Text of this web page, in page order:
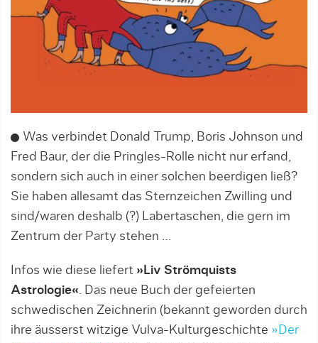
Was verbindet Donald Trump, Boris Johnson und
Fred Baur, der die Pringles-Rolle nicht nur erfand,
sondern sich auch in einer solchen beerdigen ließ?
Sie haben allesamt das Sternzeichen Zwilling und
sind/waren deshalb (?) Labertaschen, die gern im
Zentrum der Party stehen …
Infos wie diese liefert »Liv Strömquists
Astrologie«. Das neue Buch der gefeierten
schwedischen Zeichnerin (bekannt geworden durch
ihre äusserst witzige Vulva-Kulturgeschichte »Der